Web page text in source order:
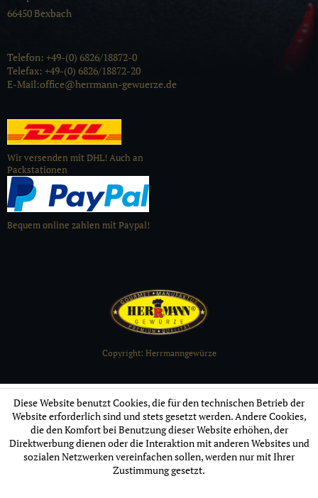
66450 Bexbach
Telefon: +49-(0) 6826/18872-0
Telefax: +49-(0) 6826/18872-20
E-Mail:office@herrmann-gewuerze.de
Wir versenden mit DHL! Auch an
Packstationen
Bequem online zahlen mit Paypal!
Copyright: Herrmanngewürze
Diese Website benutzt Cookies, die für den technischen Betrieb der
Website erforderlich sind und stets gesetzt werden. Andere Cookies,
die den Komfort bei Benutzung dieser Website erhöhen, der
Direktwerbung dienen oder die Interaktion mit anderen Websites und
sozialen Netzwerken vereinfachen sollen, werden nur mit Ihrer
Zustimmung gesetzt.